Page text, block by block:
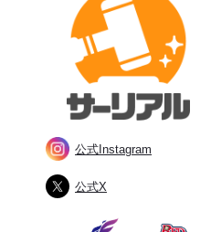
公式Instagram
公式X